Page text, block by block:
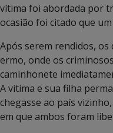
vítima foi abordada por
ocasião foi citado que
Após serem rendidos,
ermo, onde os
caminhonete
A vítima e sua filha
chegasse ao país
em que ambos foram